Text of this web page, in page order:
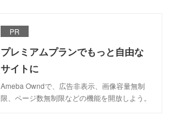
PR
プレミアムプランでもっと自由な
サイトに
Ameba Owndで、広告非表示、画像容量無制
限、ページ数無制限などの機能を開放しよう。